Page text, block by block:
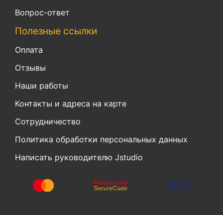
Вопрос-ответ
Полезные ссылки
Оплата
Отзывы
Наши работы
Контакты и адреса на карте
Сотрудничество
Политика обработки персональных данных
Написать руководителю Jstudio